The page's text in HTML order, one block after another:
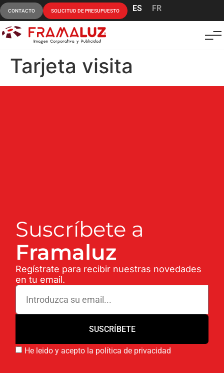
CONTACTO SOLICITUD DE PRESUPUESTO ES FR
Tarjeta visita
Suscríbete a
Framaluz
Regístrate para recibir nuestras novedades
en tu email.
He leido y acepto la política de privacidad
SUSCRÍBETE